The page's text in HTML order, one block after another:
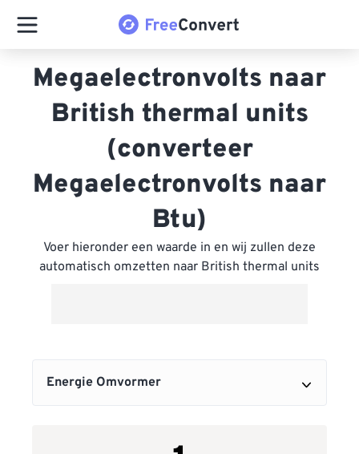
Megaelectronvolts naar
British thermal units
(converteer
Megaelectronvolts naar
Btu)
Voer hieronder een waarde in en wij zullen deze
automatisch omzetten naar British thermal units